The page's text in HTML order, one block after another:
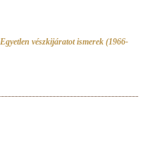
Egyetlen vészkijáratot ismerek (1966-